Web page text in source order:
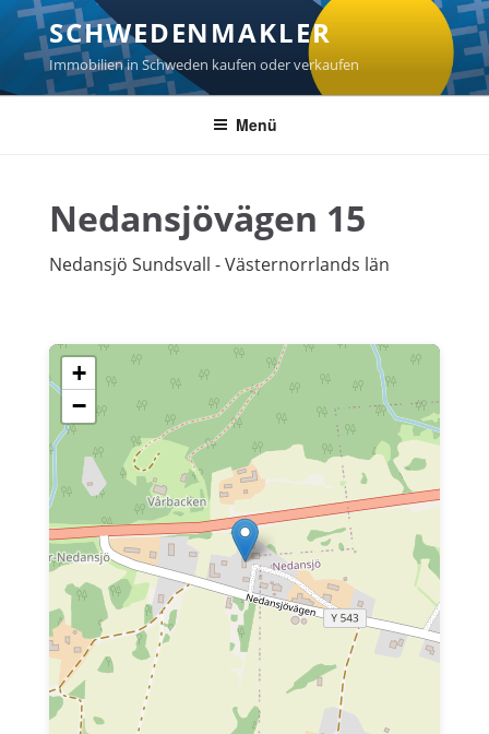
Zum
Inhalt
springen
SCHWEDENMAKLER
Immobilien in Schweden kaufen oder verkaufen
Menü
Nedansjövägen 15
Nedansjö Sundsvall - Västernorrlands län
+
−